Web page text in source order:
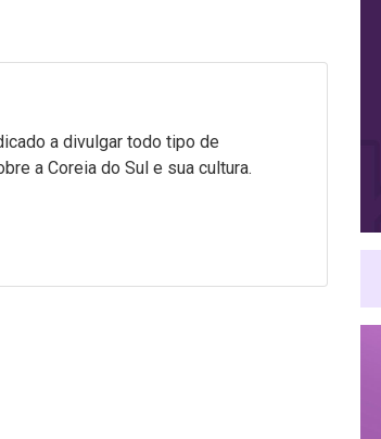
a divulgar todo tipo de
a Coreia do Sul e sua cultura.